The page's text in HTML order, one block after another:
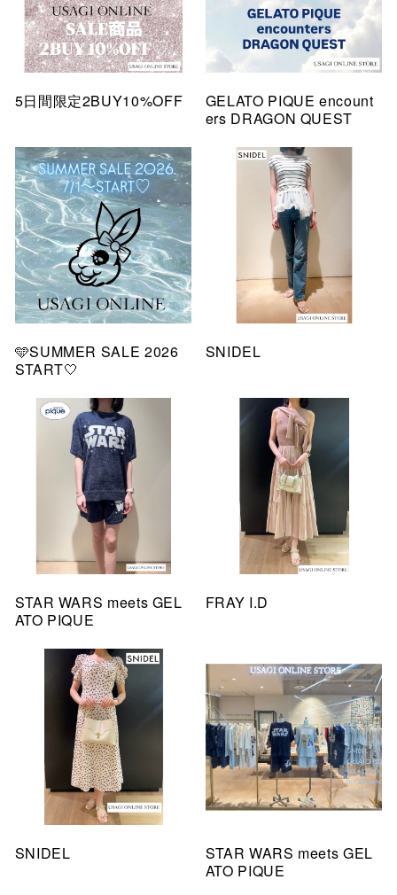
5日間限定2BUY10%OFF
GELATO PIQUE encount
ers DRAGON QUEST
🩵SUMMER SALE 2026
START🤍
SNIDEL
STAR WARS meets GEL
ATO PIQUE
FRAY I.D
SNIDEL
STAR WARS meets GEL
ATO PIQUE